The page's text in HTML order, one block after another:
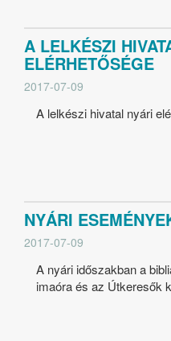
A LELKÉSZI
ELÉRHETŐSÉGE
2017-07-09
A lelkészi hivatal nyári
NYÁRI
2017-07-09
A nyári időszakban a
imaóra és az Útkeresők